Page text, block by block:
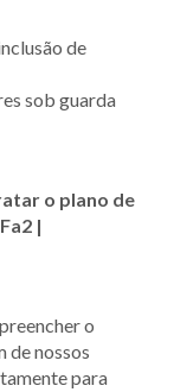
de
sob guarda
o plano de
|
o
de nossos
para